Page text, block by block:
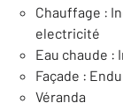
Chauffage :
electricité
Eau chaude
Façade :
Véranda